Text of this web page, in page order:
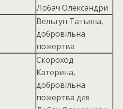
Лобач Олександри
Вельгун Татьяна,
добровільна
пожертва
Скороход
Катерина,
добровільна
пожертва для